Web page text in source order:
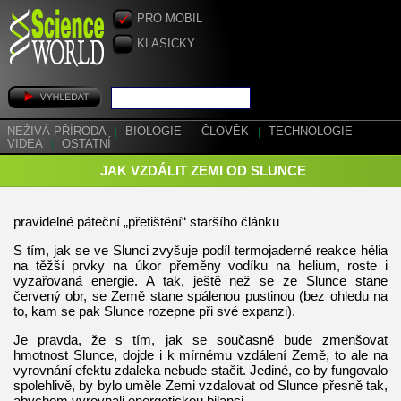
PRO MOBIL
KLASICKY
NEŽIVÁ PŘÍRODA BIOLOGIE ČLOVĚK TECHNOLOGIE
VIDEA
OSTATNÍ
JAK VZDÁLIT ZEMI OD SLUNCE
pravidelné páteční „přetištění“ staršího článku
S tím, jak se ve Slunci zvyšuje podíl termojaderné reakce hélia
na těžší prvky na úkor přeměny vodíku na helium, roste i
vyzařovaná energie. A tak, ještě než se ze Slunce stane
červený obr, se Země stane spálenou pustinou (bez ohledu na
to, kam se pak Slunce rozepne při své expanzi).
Je pravda, že s tím, jak se současně bude zmenšovat
hmotnost Slunce, dojde i k mírnému vzdálení Země, to ale na
vyrovnání efektu zdaleka nebude stačit. Jediné, co by fungovalo
spolehlivě, by bylo uměle Zemi vzdalovat od Slunce přesně tak,